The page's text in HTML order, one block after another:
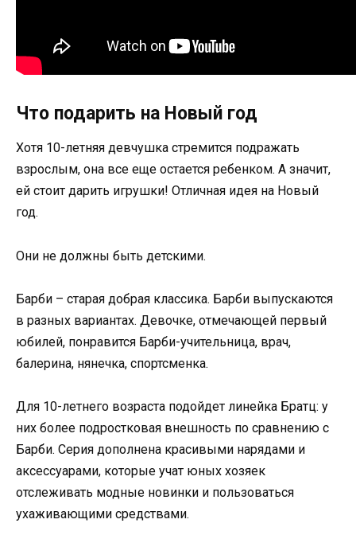
Что подарить на Новый год
Хотя 10-летняя девчушка стремится подражать
взрослым, она все еще остается ребенком. А значит,
ей стоит дарить игрушки! Отличная идея на Новый
год.
Они не должны быть детскими.
Барби – старая добрая классика. Барби выпускаются
в разных вариантах. Девочке, отмечающей первый
юбилей, понравится Барби-учительница, врач,
балерина, нянечка, спортсменка.
Для 10-летнего возраста подойдет линейка Братц: у
них более подростковая внешность по сравнению с
Барби. Серия дополнена красивыми нарядами и
аксессуарами, которые учат юных хозяек
отслеживать модные новинки и пользоваться
ухаживающими средствами.